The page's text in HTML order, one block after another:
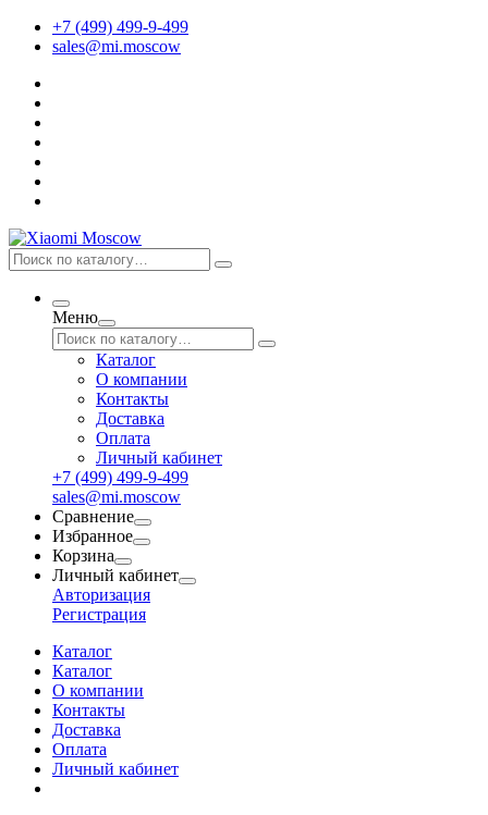
+7 (499) 499-9-499
sales@mi.moscow
Меню
Каталог
О компании
Контакты
Доставка
Оплата
Личный кабинет
+7 (499) 499-9-499
sales@mi.moscow
Сравнение
Избранное
Корзина
Личный кабинет
Авторизация
Регистрация
Каталог
Каталог
О компании
Контакты
Доставка
Оплата
Личный кабинет